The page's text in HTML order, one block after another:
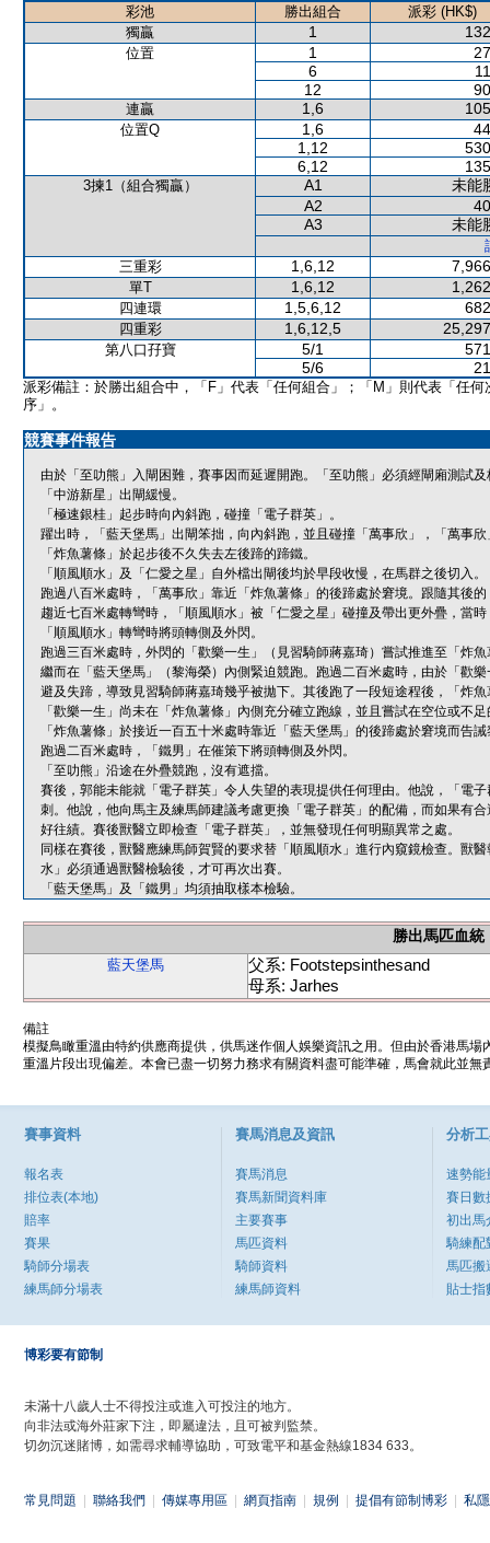
彩池 勝出組合
派彩 (HK$)
獨贏
1
位置 1
6
12
連贏 1,6
位置Q 1,6
1,12
6,12
3揀1（組合獨贏） A1
未能
A2
A3
未能
三重彩
1,6,12
單T 1,6,12
四連環 1,5,6,12
四重彩 1,6,12,5
第八口孖寶 5/1
5/6
派彩備註：於勝出組合中，「F」代表「任何組合」；「M」則代表「任何
序」。
競賽事件報告
由於「至叻熊」入閘困難，賽事因而延遲開跑。「至叻熊」必須經閘廂測試
「中游新星」出閘緩慢。
「極速銀桂」起步時向內斜跑，碰撞「電子群英」。
躍出時，「藍天堡馬」出閘笨拙，向內斜跑，並且碰撞「萬事欣」，「萬事
「炸魚薯條」於起步後不久失去左後蹄的蹄鐵。
「順風順水」及「仁愛之星」自外檔出閘後均於早段收慢，在馬群之後切入。
跑過八百米處時，「萬事欣」靠近「炸魚薯條」的後蹄處於窘境。跟隨其後
趨近七百米處轉彎時，「順風順水」被「仁愛之星」碰撞及帶出更外疊，當
「順風順水」轉彎時將頭轉側及外閃。
跑過三百米處時，外閃的「歡樂一生」（見習騎師蔣嘉琦）嘗試推進至「炸
繼而在「藍天堡馬」（黎海榮）內側緊迫競跑。跑過二百米處時，由於「歡
避及失蹄，導致見習騎師蔣嘉琦幾乎被拋下。其後跑了一段短途程後，「炸
「歡樂一生」尚未在「炸魚薯條」內側充分確立跑線，並且嘗試在空位或不
「炸魚薯條」於接近一百五十米處時靠近「藍天堡馬」的後蹄處於窘境而告
跑過二百米處時，「鐵男」在催策下將頭轉側及外閃。
「至叻熊」沿途在外疊競跑，沒有遮擋。
賽後，郭能未能就「電子群英」令人失望的表現提供任何理由。他說，「電
刺。他說，他向馬主及練馬師建議考慮更換「電子群英」的配備，而如果有
好往績。賽後獸醫立即檢查「電子群英」，並無發現任何明顯異常之處。
同樣在賽後，獸醫應練馬師賀賢的要求替「順風順水」進行內窺鏡檢查。獸
水」必須通過獸醫檢驗後，才可再次出賽。
「藍天堡馬」及「鐵男」均須抽取樣本檢驗。
勝出馬匹血統
藍天堡馬
父系: Footstepsinthesand
母系: Jarhes
備註
模擬鳥瞰重溫由特約供應商提供，供馬迷作個人娛樂資訊之用。但由於香港馬
重溫片段出現偏差。本會已盡一切努力務求有關資料盡可能準確，馬會就此並
賽事資料
報名表
排位表(本地)
賠率
賽果
騎師分場表
練馬師分場表
賽馬消息及資訊
賽馬消息
賽馬新聞資料庫
主要賽事
馬匹資料
騎師資料
練馬師資料
分析
速勢能
賽日數
初出馬
騎練配
馬匹搬
貼士指
博彩要有節制
未滿十八歲人士不得投注或進入可投注的地方。
向非法或海外莊家下注，即屬違法，且可被判監禁。
切勿沉迷賭博，如需尋求輔導協助，可致電平和基金熱線1834 633。
常見問題 聯絡我們 傳媒專用區 網頁指南 規例 提倡有節制博彩 私